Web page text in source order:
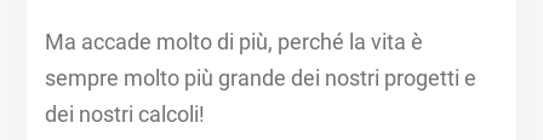
Ma accade molto di più, perché la vita è
sempre molto più grande dei nostri progetti e
dei nostri calcoli!